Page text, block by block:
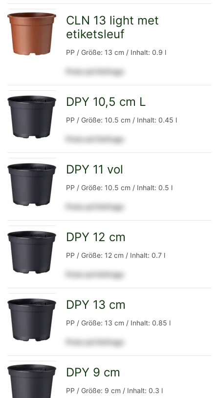
Detailseite
CLN 13 light met
etiketsleuf
PP / Größe: 13 cm / Inhalt: 0.9 l
Preis auf Anfrage
Detailseite
DPY 10,5 cm L
PP / Größe: 10.5 cm / Inhalt: 0.45 l
Preis auf Anfrage
Detailseite
DPY 11 vol
PP / Größe: 10.5 cm / Inhalt: 0.5 l
Preis auf Anfrage
Detailseite
DPY 12 cm
PP / Größe: 12 cm / Inhalt: 0.7 l
Preis auf Anfrage
Detailseite
DPY 13 cm
PP / Größe: 13 cm / Inhalt: 0.85 l
Preis auf Anfrage
DPY 9 cm
PP / Größe: 9 cm / Inhalt: 0.3 l